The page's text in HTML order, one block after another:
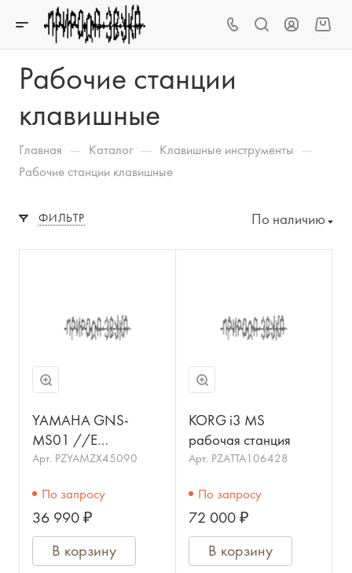
Рабочие станции
клавишные
Главная — Каталог — Клавишные инструменты —
Рабочие станции клавишные
ФИЛЬТР По наличию
YAMAHA GNS-
MS01 //E
Акустическая
Yamaha Genos
Арт. PZYAMZX45090
По запросу
36 990 ₽
В корзину
KORG i3 MS
рабочая станция
Арт. PZATTA106428
По запросу
72 000 ₽
В корзину